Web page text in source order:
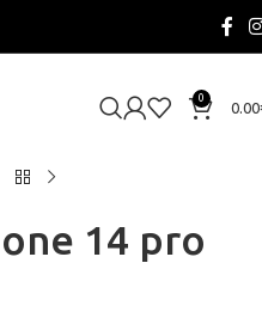
0
0.00
14 pro